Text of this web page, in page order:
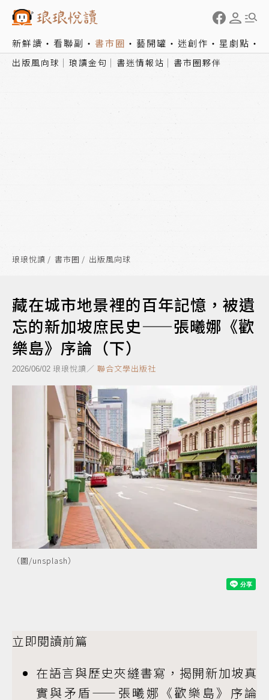
新鮮讀 看聯副 書市圈 藝開罐 迷創作 星劇點
出版風向球 琅讀金句 書迷情報站 書市圈夥伴
琅琅悅讀 書市圈 出版風向球
藏在城市地景裡的百年記憶，被遺
忘的新加坡庶民史——張曦娜《歡
樂島》序論（下）
2026/06/02 琅琅悅讀／ 聯合文學出版社
（圖/unsplash）
立即閱讀前篇
在語言與歷史夾縫書寫，揭開新加坡真
實與矛盾——張曦娜《歡樂島》序論